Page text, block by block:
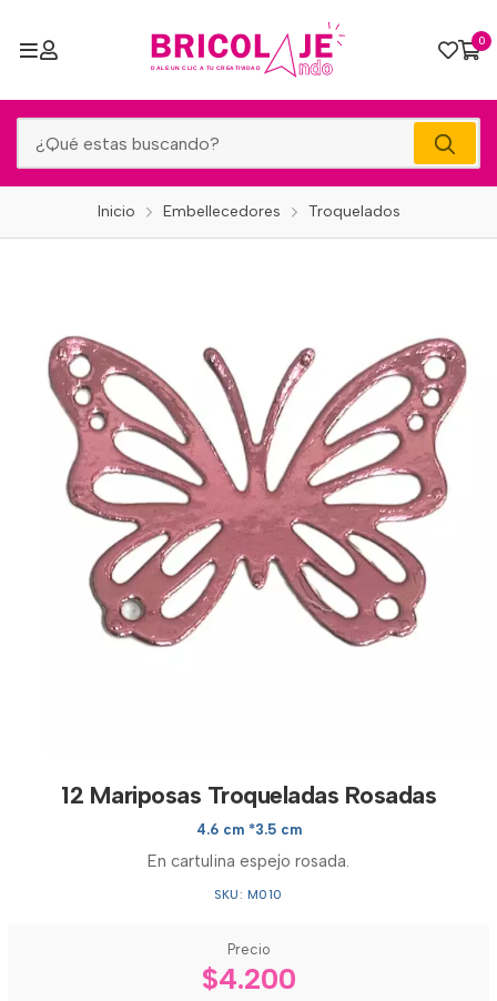
0
Inicio Embellecedores Troquelados
12 Mariposas Troqueladas Rosadas
4.6 cm *3.5 cm
En cartulina espejo rosada.
SKU: M010
Precio
$4.200